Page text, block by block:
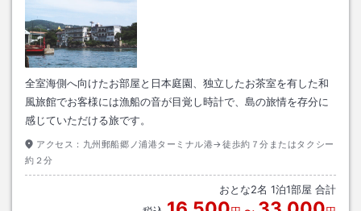
全室海側へ向けたお部屋と日本庭園、独立したお茶室を有した和
風旅館でお客様には漁船の音が目覚し時計で、島の旅情を存分に
感じていただける旅です。
アクセス： 九州郵船郷ノ浦港ターミナル港→徒歩約７分またはタクシー
約２分
おとな2名 1泊1部屋 合計